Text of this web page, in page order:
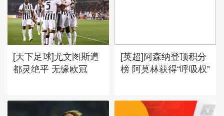
[天下足球]尤文图斯遭
都灵绝平 无缘欧冠
[英超]阿森纳登顶积分
榜 阿莫林获得“呼吸权”